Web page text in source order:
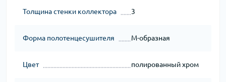
Толщина стенки коллектора 3
Форма полотенцесушителя M-образная
Цвет полированный хром